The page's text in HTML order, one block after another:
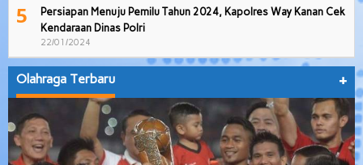
5
Persiapan Menuju Pemilu Tahun 2024, Kapolres Way Kanan Cek
Kendaraan Dinas Polri
22/01/2024
Olahraga Terbaru +